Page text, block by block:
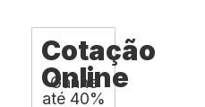
Cotação
Online
Ganhe
até 40%